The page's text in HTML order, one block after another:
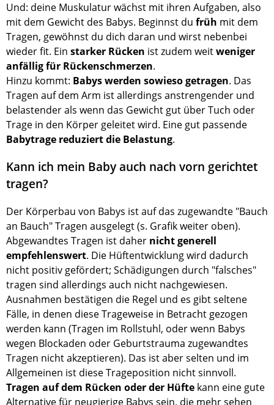
Und: deine Muskulatur wächst mit ihren Aufgaben, also
mit dem Gewicht des Babys. Beginnst du früh mit dem
Tragen, gewöhnst du dich daran und wirst nebenbei
wieder ﬁt. Ein starker Rücken ist zudem weitweniger
anfällig für Rückenschmerzen.
Hinzu kommt: Babys werden sowieso getragen. Das
Tragen auf dem Arm ist allerdings anstrengender und
belastender als wenn das Gewicht gut über Tuch oder
Trage in den Körper geleitet wird. Eine gut passende
Babytrage reduziert die Belastung.
Kann ich mein Baby auch nach vorn gerichtet
tragen?
Der Körperbau von Babys ist auf das zugewandte "Bauch
an Bauch" Tragen ausgelegt (s. Graﬁk weiter oben).
Abgewandtes Tragen ist daher nicht generell
empfehlenswert. Die Hüftentwicklung wird dadurch
nicht positiv gefördert; Schädigungen durch "falsches"
tragen sind allerdings auch nicht nachgewiesen.
Ausnahmen bestätigen die Regel und es gibt seltene
Fälle, in denen diese Trageweise in Betracht gezogen
werden kann (Tragen im Rollstuhl, oder wenn Babys
wegen Blockaden oder Geburtstrauma zugewandtes
Tragen nicht akzeptieren). Das ist aber selten und im
Allgemeinen ist diese Trageposition nicht sinnvoll.
Tragen auf dem Rücken oder der Hüfte kann eine gute
Alternative für neugierige Babys sein, die mehr sehen